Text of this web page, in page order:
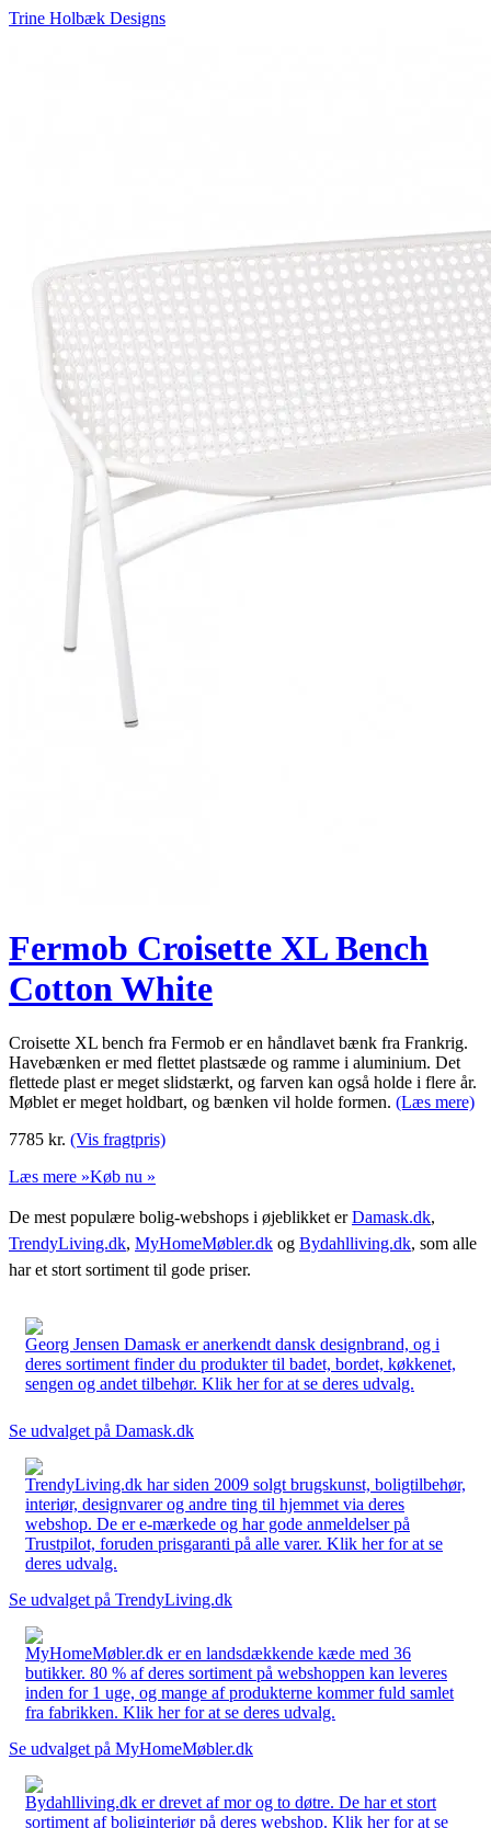
Trine Holbæk Designs
Fermob Croisette XL Bench
Cotton White
Croisette XL bench fra Fermob er en håndlavet bænk fra Frankrig.
Havebænken er med flettet plastsæde og ramme i aluminium. Det
flettede plast er meget slidstærkt, og farven kan også holde i flere år.
Møblet er meget holdbart, og bænken vil holde formen. (Læs mere)
7785 kr. (Vis fragtpris)
Læs mere »Køb nu »
De mest populære bolig-webshops i øjeblikket erDamask.dk,
TrendyLiving.dk, MyHomeMøbler.dk og Bydahlliving.dk, som alle
har et stort sortiment til gode priser.
Georg Jensen Damask er anerkendt dansk designbrand, og i
deres sortiment finder du produkter til badet, bordet, køkkenet,
sengen og andet tilbehør. Klik her for at se deres udvalg.
Se udvalget på Damask.dk
TrendyLiving.dk har siden 2009 solgt brugskunst, boligtilbehør,
interiør, designvarer og andre ting til hjemmet via deres
webshop. De er e-mærkede og har gode anmeldelser på
Trustpilot, foruden prisgaranti på alle varer. Klik her for at se
deres udvalg.
Se udvalget på TrendyLiving.dk
MyHomeMøbler.dk er en landsdækkende kæde med 36
butikker. 80 % af deres sortiment på webshoppen kan leveres
inden for 1 uge, og mange af produkterne kommer fuld samlet
fra fabrikken. Klik her for at se deres udvalg.
Se udvalget på MyHomeMøbler.dk
Bydahlliving.dk er drevet af mor og to døtre. De har et stort
sortiment af boliginteriør på deres webshop. Klik her for at se